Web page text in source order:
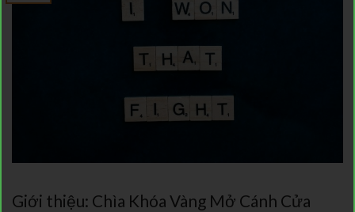
Giới thiệu: Chìa Khóa Vàng Mở Cánh Cửa